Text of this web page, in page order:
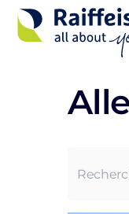
filtern
Kategorien